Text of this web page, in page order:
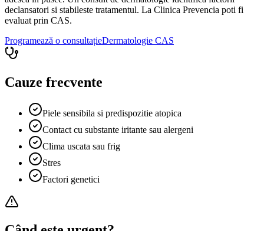
declansatori si stabileste tratamentul. La Clinica Prevencia poti fi
evaluat prin CAS.
Programează o consultațieDermatologie CAS
Cauze frecvente
Piele sensibila si predispozitie atopica
Contact cu substante iritante sau alergeni
Clima uscata sau frig
Stres
Factori genetici